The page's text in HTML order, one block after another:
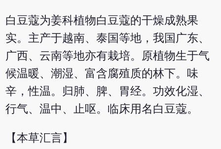
白豆蔻为姜科植物白豆蔻的干燥成熟果
实。主产于越南、泰国等地，我国广东、
广西、云南等地亦有栽培。原植物生于气
候温暖、潮湿、富含腐殖质的林下。味
辛，性温。归肺、脾、胃经。功效化湿、
行气、温中、止呕。临床用名白豆蔻。
【本草汇言】